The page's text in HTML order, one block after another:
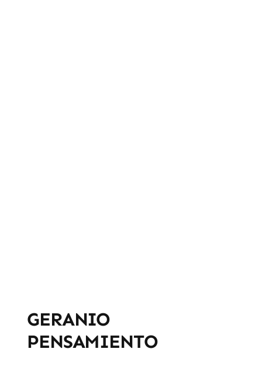
GERANIO
PENSAMIENTO